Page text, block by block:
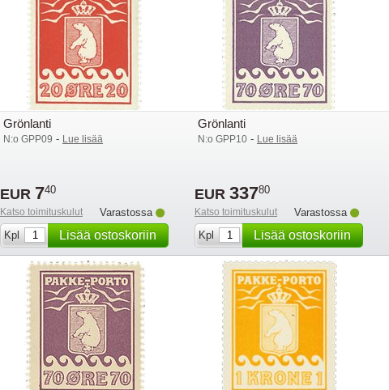
Grönlanti
N:o GPP09 - Lue lisää
EUR 740
Katso toimituskulut
Varastossa
Kpl
Lisää ostoskoriin
Grönlanti
N:o GPP10 - Lue lisää
EUR 33780
Katso toimituskulut
Varastossa
Kpl
Lisää ostoskoriin